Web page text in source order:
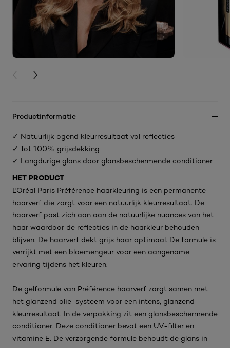
PREVIOUS CARD
NEXT CARD
Productinformatie
✓ Natuurlijk ogend kleurresultaat vol reflecties
✓ Tot 100% grijsdekking
✓ Langdurige glans door glansbeschermende conditioner
HET PRODUCT
L'Oréal Paris Préférence haarkleuring is een permanente
haarverf die zorgt voor een natuurlijk kleurresultaat. De
haarverf past zich aan aan de natuurlijke nuances van het
haar waardoor de reflecties in de haarkleur behouden
blijven. De haarverf dekt grijs haar optimaal. De formule is
verrijkt met een bloemengeur voor een aangename
ervaring tijdens het kleuren.
De gelformule van Préférence haarverf zorgt samen met
het glanzend olie-systeem voor een intens, glanzend
kleurresultaat. In de verpakking zit een glansbeschermende
conditioner. Deze conditioner bevat een UV-filter en
vitamine E. De verzorgende formule behoudt de glans in